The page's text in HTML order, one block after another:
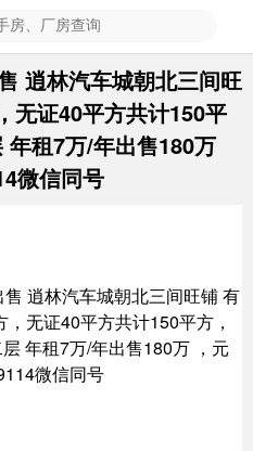
逍林汽车城朝北三间旺
无证40平方共计150平
租7万/年出售180万
微信同号
逍林汽车城朝北三间旺铺 有
无证40平方共计150平方，
年租7万/年出售180万 ，元
微信同号